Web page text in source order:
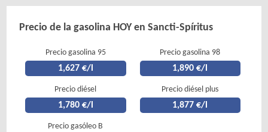
Precio de la gasolina HOY en Sancti-Spíritus
Precio gasolina 95
1,627 €/l
Precio gasolina 98
1,890 €/l
Precio diésel
1,780 €/l
Precio diésel plus
1,877 €/l
Precio gasóleo B